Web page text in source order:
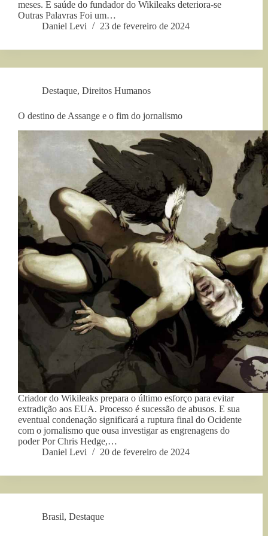
meses. E saúde do fundador do Wikileaks deteriora-se
Outras Palavras Foi um…
Daniel Levi
23 de fevereiro de 2024
Destaque, Direitos Humanos
O destino de Assange e o fim do jornalismo
Criador do Wikileaks prepara o último esforço para evitar
extradição aos EUA. Processo é sucessão de abusos. E sua
eventual condenação significará a ruptura final do Ocidente
com o jornalismo que ousa investigar as engrenagens do
poder Por Chris Hedge,…
Daniel Levi
20 de fevereiro de 2024
Brasil, Destaque